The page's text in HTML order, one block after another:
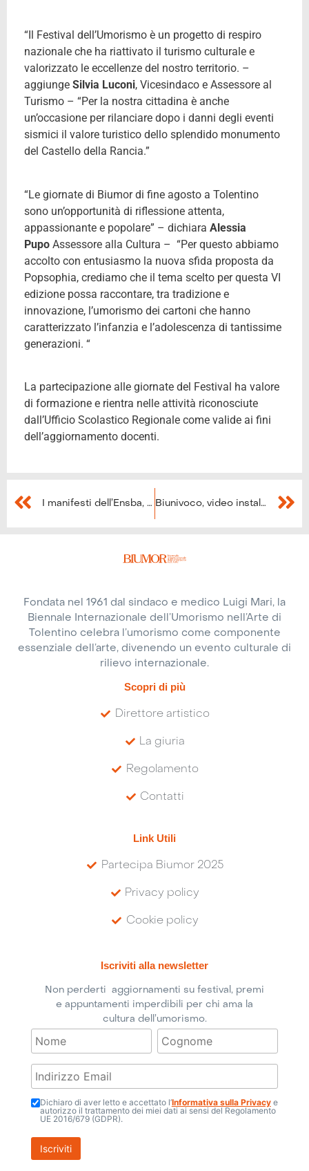
“Il Festival dell’Umorismo è un progetto di respiro
nazionale che ha riattivato il turismo culturale e
valorizzato le eccellenze del nostro territorio. –
aggiunge Silvia Luconi, Vicesindaco e Assessore al
Turismo – “Per la nostra cittadina è anche
un’occasione per rilanciare dopo i danni degli eventi
sismici il valore turistico dello splendido monumento
del Castello della Rancia.”
“Le giornate di Biumor di fine agosto a Tolentino
sono un’opportunità di riflessione attenta,
appassionante e popolare” – dichiara Alessia
Pupo Assessore alla Cultura – “Per questo abbiamo
accolto con entusiasmo la nuova sfida proposta da
Popsophia, crediamo che il tema scelto per questa VI
edizione possa raccontare, tra tradizione e
innovazione, l’umorismo dei cartoni che hanno
caratterizzato l’infanzia e l’adolescenza di tantissime
generazioni. “
La partecipazione alle giornate del Festival ha valore
di formazione e rientra nelle attività riconosciute
dall’Ufficio Scolastico Regionale come valide ai fini
dell’aggiornamento docenti.
I manifesti dell’Ensba, mostra a Biumor 2018 Biunivoco, video installazione per Biumor 2018
Fondata nel 1961 dal sindaco e medico Luigi Mari, la
Biennale Internazionale dell’Umorismo nell’Arte di
Tolentino celebra l’umorismo come componente
essenziale dell’arte, divenendo un evento culturale di
rilievo internazionale.
Scopri di più
Direttore artistico
La giuria
Regolamento
Contatti
Link Utili
Partecipa Biumor 2025
Privacy policy
Cookie policy
Iscriviti alla newsletter
Non perderti aggiornamenti su festival, premi
e appuntamenti imperdibili per chi ama la
cultura dell’umorismo.
Dichiaro di aver letto e accettato l’Informativa sulla Privacye
autorizzo il trattamento dei miei dati ai sensi del Regolamento
UE 2016/679 (GDPR).